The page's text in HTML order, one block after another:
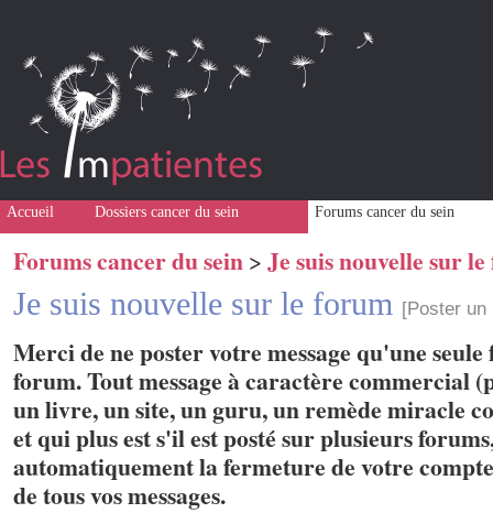
Accueil Dossiers cancer du sein Forums cancer du sein
Forums cancer du sein > Je suis nouvelle sur
Je suis nouvelle sur le forum [Poster un
Merci de ne poster votre message qu'une seule
forum. Tout message à caractère commercial
un livre, un site, un guru, un remède miracle
et qui plus est s'il est posté sur plusieurs
automatiquement la fermeture de votre
de tous vos messages.